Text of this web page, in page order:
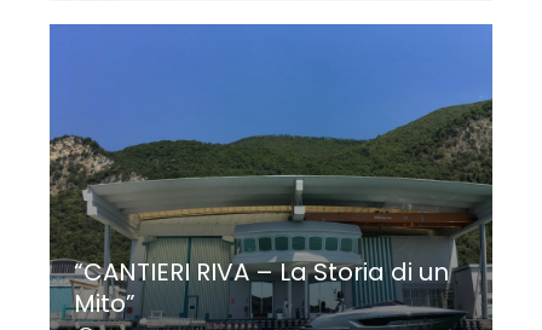
“CANTIERI RIVA – La Storia di un
Mito”